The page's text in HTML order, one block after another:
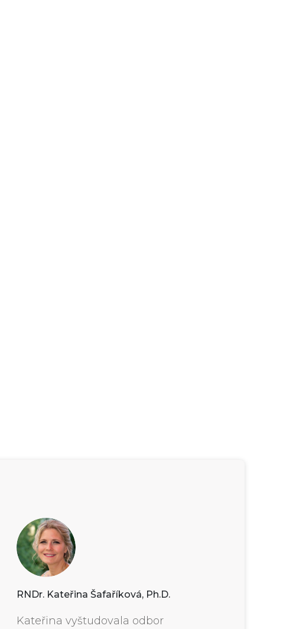
RNDr. Kateřina Šafaříková, Ph.D.
Kateřina vyštudovala odbor